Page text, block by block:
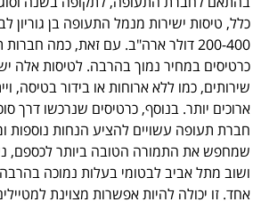
כלל, טיסות ישירות מנמל התעופה בן גוריון
200-400 דולר ארה"ב. עם זאת, כמה
כרטיסים במחיר נמוך בהרבה. לטיסות אלה
שירותים, כמו ללא ארוחות או בידור בטיסה,
ארוכים יותר. בנוסף, כרטיסים שנרכשו דרך
חברת תעופה עשויים להציע הנחות נוספות
שמחפש את התמורה הטובה ביותר לכספם,
ושוב מתל אביב לבטומי בעלות נמוכה בהרבה
אחד. זו יכולה להיות אפשרות מצוינת